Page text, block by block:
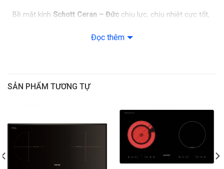
Bề mặt kính Schott Ceran – Đức chịu lực, chịu nhiệt cực tốt,
3. Tính năng nổi bật của Bếp từ đôi Canzy CZ
D58B8 MAX
Nấu được nhiều món cùng lúc, tiết
Mỗi vùng từ có công suất2400W
4800W
cực nhanh.
Đọc thêm
SẢN PHẨM TƯƠNG TỰ